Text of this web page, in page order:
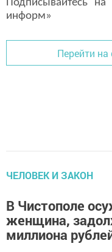
Подписывайтесь
информ»
Перейти на
ЧЕЛОВЕК И ЗАКОН
В Чистополе
женщина,
миллиона